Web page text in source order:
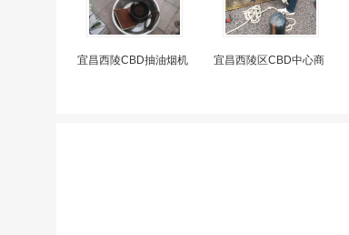
宜昌西陵CBD抽油烟机 宜昌西陵区CBD中心商